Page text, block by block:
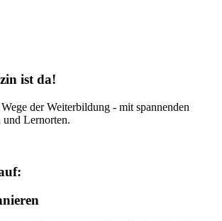
ist da!
der Weiterbildung - mit spannenden
Lernorten.